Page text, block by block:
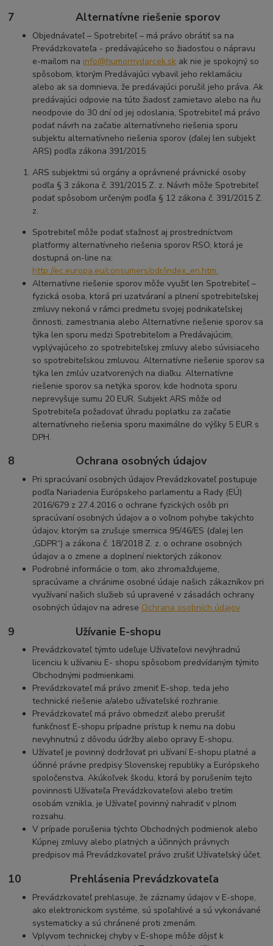
7 Alternatívne riešenie sporov
Objednávateľ – Spotrebiteľ – má právo obrátiť sa na
Prevádzkovateľa - predávajúceho so žiadosťou o nápravu
e-mailom na info@humornydarcek.sk ak nie je spokojný so
spôsobom, ktorým Predávajúci vybavil jeho reklamáciu
alebo ak sa domnieva, že predávajúci porušil jeho práva. Ak
predávajúci odpovie na túto žiadosť zamietavo alebo na ňu
neodpovie do 30 dní od jej odoslania, Spotrebiteľ má právo
podať návrh na začatie alternatívneho riešenia sporu
subjektu alternatívneho riešenia sporov (ďalej len subjekt
ARS) podľa zákona 391/2015
ARS subjektmi sú orgány a oprávnené právnické osoby
podľa § 3 zákona č. 391/2015 Z. z. Návrh môže Spotrebiteľ
podať spôsobom určeným podľa § 12 zákona č. 391/2015 Z.
z.
Spotrebiteľ môže podať sťažnosť aj prostredníctvom
platformy alternatívneho riešenia sporov RSO, ktorá je
dostupná on-line na:
http://ec.europa.eu/consumers/odr/index_en.htm.
Alternatívne riešenie sporov môže využiť len Spotrebiteľ –
fyzická osoba, ktorá pri uzatváraní a plnení spotrebiteľskej
zmluvy nekoná v rámci predmetu svojej podnikateľskej
činnosti, zamestnania alebo Alternatívne riešenie sporov sa
týka len sporu medzi Spotrebiteľom a Predávajúcim,
vyplývajúceho zo spotrebiteľskej zmluvy alebo súvisiaceho
so spotrebiteľskou zmluvou. Alternatívne riešenie sporov sa
týka len zmlúv uzatvorených na diaľku. Alternatívne
riešenie sporov sa netýka sporov, kde hodnota sporu
neprevyšuje sumu 20 EUR. Subjekt ARS môže od
Spotrebiteľa požadovať úhradu poplatku za začatie
alternatívneho riešenia sporu maximálne do výšky 5 EUR s
DPH.
8 Ochrana osobných údajov
Pri spracúvaní osobných údajov Prevádzkovateľ postupuje
podľa Nariadenia Európskeho parlamentu a Rady (EÚ)
2016/679 z 27.4.2016 o ochrane fyzických osôb pri
spracúvaní osobných údajov a o voľnom pohybe takýchto
údajov, ktorým sa zrušuje smernica 95/46/ES (ďalej len
„GDPR“) a zákona č. 18/2018 Z. z. o ochrane osobných
údajov a o zmene a doplnení niektorých zákonov.
Podrobné informácie o tom, ako zhromažďujeme,
spracúvame a chránime osobné údaje našich zákazníkov pri
využívaní našich služieb sú upravené v zásadách ochrany
osobných údajov na adrese Ochrana osobních údajov
9 Užívanie E-shopu
Prevádzkovateľ týmto udeľuje Užívateľovi nevýhradnú
licenciu k užívaniu E- shopu spôsobom predvídaným týmito
Obchodnými podmienkami.
Prevádzkovateľ má právo zmeniť E-shop, teda jeho
technické riešenie a/alebo užívateľské rozhranie.
Prevádzkovateľ má právo obmedziť alebo prerušiť
funkčnosť E-shopu prípadne prístup k nemu na dobu
nevyhnutnú z dôvodu údržby alebo opravy E-shopu.
Užívateľ je povinný dodržovať pri užívaní E-shopu platné a
účinné právne predpisy Slovenskej republiky a Európskeho
spoločenstva. Akúkoľvek škodu, ktorá by porušením tejto
povinnosti Užívateľa Prevádzkovateľovi alebo tretím
osobám vznikla, je Užívateľ povinný nahradiť v plnom
rozsahu.
V prípade porušenia týchto Obchodných podmienok alebo
Kúpnej zmluvy alebo platných a účinných právnych
predpisov má Prevádzkovateľ právo zrušiť Užívateľský účet.
10 Prehlásenia Prevádzkovateľa
Prevádzkovateľ prehlasuje, že záznamy údajov v E-shope,
ako elektronickom systéme, sú spoľahlivé a sú vykonávané
systematicky a sú chránené proti zmenám.
Vplyvom technickej chyby v E-shope môže dôjsť k